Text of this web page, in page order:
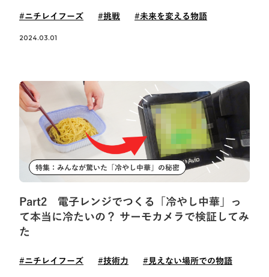
#ニチレイフーズ #挑戦 #未来を変える物語
2024.03.01
特集：みんなが驚いた「冷やし中華」の秘密
Part2 電子レンジでつくる「冷やし中華」っ
て本当に冷たいの？ サーモカメラで検証してみ
た
#ニチレイフーズ #技術力 #見えない場所での物語